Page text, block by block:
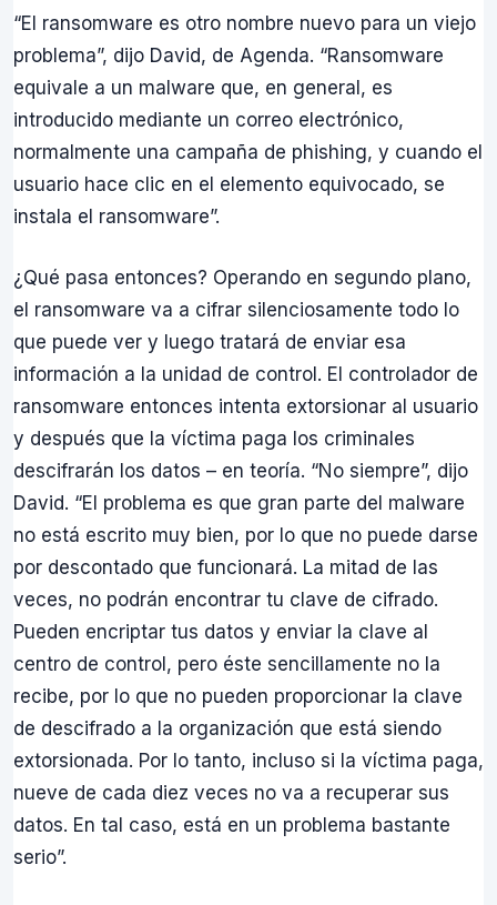
“El ransomware es otro nombre nuevo para un viejo
problema”, dijo David, de Agenda. “Ransomware
equivale a un malware que, en general, es
introducido mediante un correo electrónico,
normalmente una campaña de phishing, y cuando el
usuario hace clic en el elemento equivocado, se
instala el ransomware”.
¿Qué pasa entonces? Operando en segundo plano,
el ransomware va a cifrar silenciosamente todo lo
que puede ver y luego tratará de enviar esa
información a la unidad de control. El controlador de
ransomware entonces intenta extorsionar al usuario
y después que la víctima paga los criminales
descifrarán los datos – en teoría. “No siempre”, dijo
David. “El problema es que gran parte del malware
no está escrito muy bien, por lo que no puede darse
por descontado que funcionará. La mitad de las
veces, no podrán encontrar tu clave de cifrado.
Pueden encriptar tus datos y enviar la clave al
centro de control, pero éste sencillamente no la
recibe, por lo que no pueden proporcionar la clave
de descifrado a la organización que está siendo
extorsionada. Por lo tanto, incluso si la víctima paga,
nueve de cada diez veces no va a recuperar sus
datos. En tal caso, está en un problema bastante
serio”.